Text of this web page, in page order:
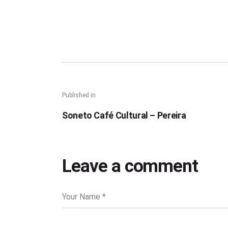
Navegación de
Published in
Soneto Café Cultural – Pereira
Leave a comment